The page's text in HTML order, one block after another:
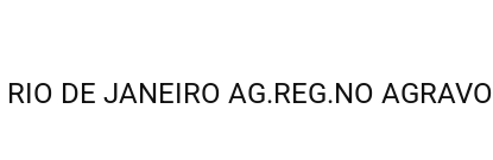
DE JANEIRO AG.REG.NO AGRAVO